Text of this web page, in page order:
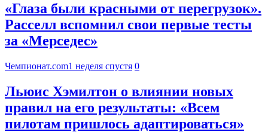
«Глаза были красными от перегрузок».
Расселл вспомнил свои первые тесты
за «Мерседес»
Чемпионат.com1 неделя спустя 0
Льюис Хэмилтон о влиянии новых
правил на его результаты: «Всем
пилотам пришлось адаптироваться»